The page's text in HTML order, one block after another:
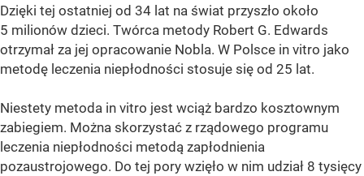
Dzięki tej ostatniej od 34 lat na świat przyszło około
5 milionów dzieci. Twórca metody Robert G. Edwards
otrzymał za jej opracowanie Nobla. W Polsce in vitro jako
metodę leczenia niepłodności stosuje się od 25 lat.
Niestety metoda in vitro jest wciąż bardzo kosztownym
zabiegiem. Można skorzystać z rządowego programu
leczenia niepłodności metodą zapłodnienia
pozaustrojowego. Do tej pory wzięło w nim udział 8 tysięcy